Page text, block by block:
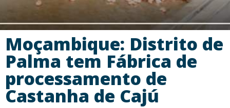
Moçambique: Distrito de
Palma tem Fábrica de
processamento de
Castanha de Cajú